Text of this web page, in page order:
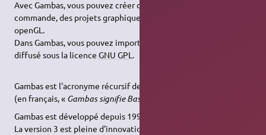
Avec Gambas, vous pouvez créer des exécutables en ligne de
commande, des projets graphiques gtk ou Qt, desu jeux
openGL.
Dans Gambas, vous pouvez importer des projets VB. Gambas est
diffusé sous la licenceGNU GPL .
Gambas est l'acronyme récursif de
(en français, « Gambas signifie Basic, ou presque
Gambas est développé depuis 1999 par
La version 3 est pleine d'innovations et de nouveaux